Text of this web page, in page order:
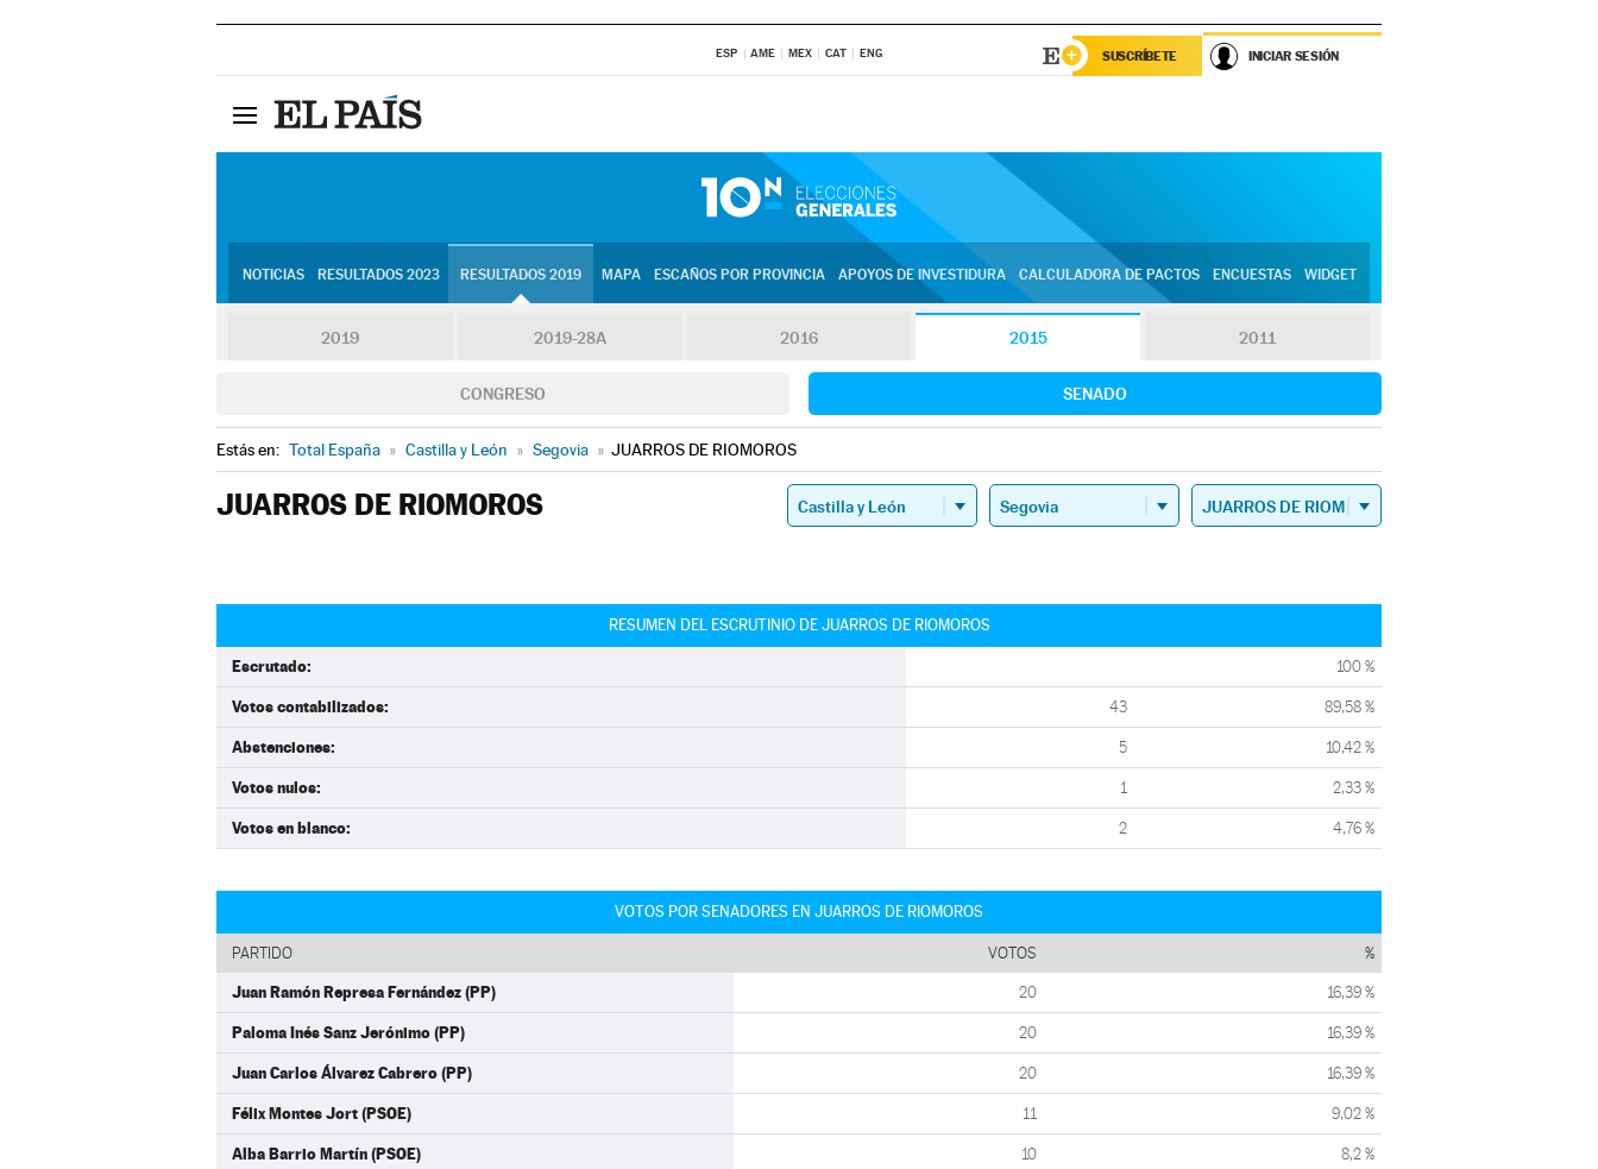
ESP AME MEX CAT ENG SUSCRÍBETE INICIAR SESIÓN
NOTICIAS RESULTADOS 2023 RESULTADOS 2019 MAPA ESCAÑOS POR PROVINCIA APOYOS DE INVESTIDURA CALCULADORA DE PACTOS ENCUESTAS WIDGET
2019 2019-28A 2016 2015 2011
CONGRESO SENADO
Estás en: Total España » Castilla y León » Segovia » JUARROS DE RIOMOROS
JUARROS DE RIOMOROS
RESUMEN DEL ESCRUTINIO DE JUARROS DE RIOMOROS
Escrutado: 100 %
Votos contabilizados: 43 89,58 %
Abstenciones: 5 10,42 %
Votos nulos: 1 2,33 %
Votos en blanco: 2 4,76 %
VOTOS POR SENADORES EN JUARROS DE RIOMOROS
PARTIDO VOTOS %
Juan Ramón Represa Fernández (PP) 20 16,39 %
Paloma Inés Sanz Jerónimo (PP) 20 16,39 %
Juan Carlos Álvarez Cabrero (PP) 20 16,39 %
Félix Montes Jort (PSOE) 11 9,02 %
Alba Barrio Martín (PSOE) 10 8,2 %